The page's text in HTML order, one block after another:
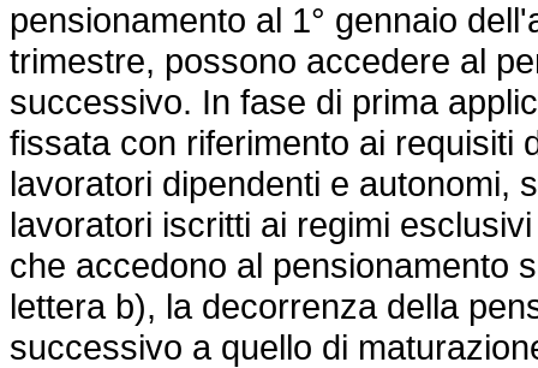
pensionamento al 1° gennaio
trimestre, possono accedere al
successivo. In fase di prima
fissata con riferimento ai requisiti
lavoratori dipendenti e autonomi,
lavoratori iscritti ai regimi
che accedono al pensionamento
lettera b), la decorrenza della
successivo a quello di